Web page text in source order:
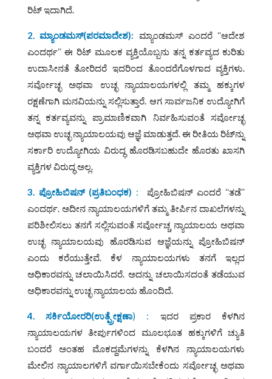
ರಿಟ್‌ ಇದಾಗಿದೆ.
2. ಮ್ಯಾಂಡಮಸ್(ಪರಮಾದೇಶ): ಮ್ಯಾಂಡಮಸ್ ಎಂದರೆ ʻʻಆದೇಶ
ಎಂದರ್ಥʼʼ ಈ ರಿಟ್‌ ಮೂಲಕ ವ್ಯಕ್ತಿಯೊಬ್ಬನು ತನ್ನ ಕರ್ತವ್ಯದ ಕುರಿತು
ಉದಾಸೀನತೆ ತೋರಿದರೆ ಇದರಿಂದ ತೊಂದರೆಗೊಳಗಾದ ವ್ಯಕ್ತಿಗಳು.
ಸರ್ವೋಚ್ಛ ಅಥವಾ ಉಚ್ಛ ನ್ಯಾಯಾಲಯಗಳಲ್ಲಿ ತಮ್ಮ ಹಕ್ಕುಗಳ
ರಕ್ಷಣೆಗಾಗಿ ಮನವಿಯನ್ನು ಸಲ್ಲಿಸುತ್ತಾರೆ. ಆಗ ಸಾರ್ವಜನಿಕ ಉದ್ಯೋಗಿಗೆ
ತನ್ನ ಕರ್ತವ್ಯವನ್ನು ಪ್ರಾಮಾಣಿಕವಾಗಿ ನಿರ್ವಹಿಸುವಂತೆ ಸರ್ವೋಚ್ಛ
ಅಥವಾ ಉಚ್ಛ ನ್ಯಾಯಾಲಯವು ಆಜ್ಞೆ ಮಾಡುತ್ತದೆ. ಈ ರೀತಿಯ ರಿಟ್‌ನ್ನು
ಸರ್ಕಾರಿ ಉದ್ಯೋಗಿಯ ವಿರುದ್ಧ ಹೊರಡಿಸಬಹುದೇ ಹೊರತು ಖಾಸಗಿ
ವ್ಯಕ್ತಿಗಳ ವಿರುದ್ಧ ಅಲ್ಲ.
3. ಪ್ರೋಹಿಬಿಷನ್‌ (ಪ್ರತಿಬಂಧಕ) :
ಪ್ರೋಹಿಬಿಷನ್ ಎಂದರೆ ʻʻತಡೆʼʼ
ಎಂದರ್ಥ. ಅದೀನ ನ್ಯಾಯಾಲಯಗಳಿಗೆ ತಮ್ಮ ತೀರ್ಪಿನ ದಾಖಲೆಗಳನ್ನು
ಪರಿಶೀಲಿಸಲು ತನಗೆ ಸಲ್ಲಿಸುವಂತೆ ಸರ್ವೋಚ್ಚ ನ್ಯಾಯಾಲಯ ಅಥವಾ
ಉಚ್ಛ ನ್ಯಾಯಾಲಯವು ಹೊರಡಿಸುವ ಆಜ್ಞೆಯನ್ನು ಪ್ರೋಹಿಬಿಷನ್
ಎಂದು ಕರೆಯುತ್ತೇವೆ. ಕೆಳ ನ್ಯಾಯಾಲಯಗಳು ತನಗೆ ಇಲ್ಲದ
ಅಧಿಕಾರವನ್ನು ಚಲಾಯಿಸಿದರೆ. ಅದನ್ನು ಚಲಾಯಿಸದಂತೆ ತಡೆಯುವ
ಅಧಿಕಾರವನ್ನು ಉಚ್ಛ ನ್ಯಾಯಾಲಯ ಹೊಂದಿದೆ.
4. ಸರ್ಕಿಯೋರರಿ(ಉತ್ಪ್ರೇಕ್ಷಣಾ) : ಇದರ ಪ್ರಕಾರ ಕೆಳಗಿನ
ನ್ಯಾಯಾಲಯಗಳ ತೀರ್ಪುಗಳಿಂದ ಮೂಲಭೂತ ಹಕ್ಕುಗಳಿಗೆ ಚ್ಯುತಿ
ಬಂದರೆ ಅಂತಹ ಮೊಕದ್ದಮೆಗಳನ್ನು ಕೆಳಗಿನ ನ್ಯಾಯಾಲಯಗಳು
ಮೇಲಿನ ನ್ಯಾಯಾಲಗಳಿಗೆ ವರ್ಗಾಯಿಸಬೇಕೆಂದು ಸರ್ವೋಚ್ಛ ಅಥವಾ